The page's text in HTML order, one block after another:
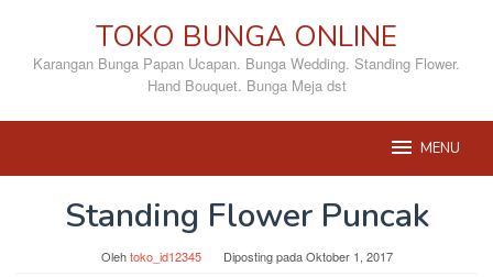
konten
TOKO BUNGA ONLINE
Karangan Bunga Papan Ucapan. Bunga Wedding. Standing Flower.
Hand Bouquet. Bunga Meja dst
MENU
Standing Flower Puncak
Olehtoko_id12345 Diposting padaOktober 1, 2017